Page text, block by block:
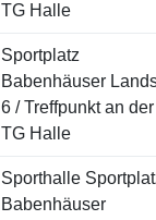
TG Halle
Sportplatz
Babenhäuser
6 / Treffpunkt an der
TG Halle
Sporthalle
Babenhäuser